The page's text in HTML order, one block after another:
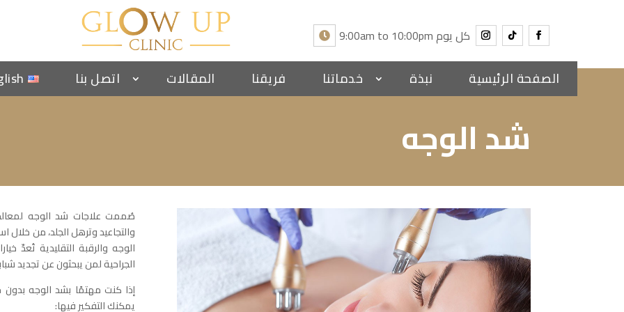
9:00am to 10:00pm كل يوم
الصفحة الرئيسية نبذة خدماتنا فريقنا المقالات اتصل بنا
شد الوجه
صُممت علاجات شد الوجه
والتجاعيد وترهل الجلد، من
الوجه والرقبة التقليدية تُعدّ
الجراحية لمن يبحثون عن تجديد
إذا كنت مهتمًا بشد الوجه بدون
يمكنك التفكير فيها: